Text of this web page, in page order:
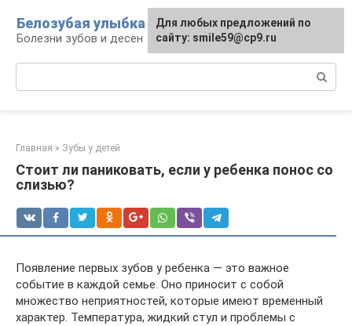
контенту
Белозубая улыбка
Болезни зубов и десен
Главная » Зубы у детей
Стоит ли паниковать, если у ребенка понос со
слизью?
Появление первых зубов у ребенка — это важное
событие в каждой семье. Оно приносит с собой
множество неприятностей, которые имеют временный
характер. Температура, жидкий стул и проблемы с
Для любых предложений по
сайту: smile59@cp9.ru